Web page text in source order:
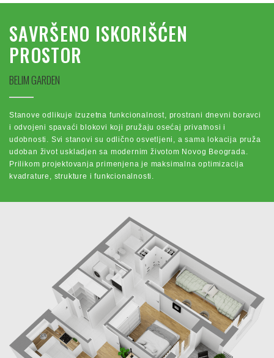
SAVRŠENO ISKORIŠĆEN
PROSTOR
BELIM GARDEN
Stanove odlikuje izuzetna funkcionalnost, prostrani dnevni boravci
i odvojeni spavaći blokovi koji pružaju osećaj privatnosi i
udobnosti. Svi stanovi su odlično osvetljeni, a sama lokacija pruža
udoban život uskladjen sa modernim životom Novog Beograda.
Prilikom projektovanja primenjena je maksimalna optimizacija
kvadrature, strukture i funkcionalnosti.